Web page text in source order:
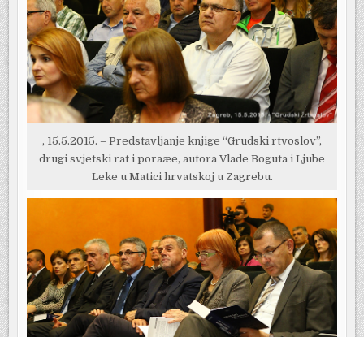
, 15.5.2015. – Predstavljanje knjige “Grudski rtvoslov”,
drugi svjetski rat i poraæe, autora Vlade Boguta i Ljube
Leke u Matici hrvatskoj u Zagrebu.